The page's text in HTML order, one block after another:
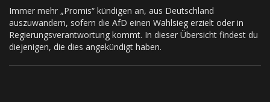
Immer mehr „Promis“ kündigen an, aus Deutschland
auszuwandern, sofern die AfD einen Wahlsieg erzielt oder in
Regierungsverantwortung kommt. In dieser Übersicht findest du
diejenigen, die dies angekündigt haben.